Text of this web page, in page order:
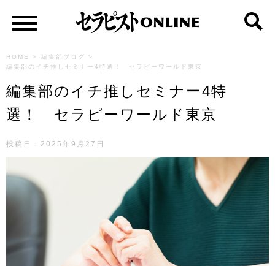
HOME > 編集部ブログ
>
編集部のイチ推しセミナー4特選！ セラピーワールド東京
編集部のイチ推しセミナー4特
選！ セラピーワールド東京
投稿日：2025年9月27日